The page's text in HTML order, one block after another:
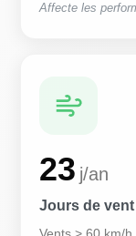
Affecte les
23 j/an
Jours de